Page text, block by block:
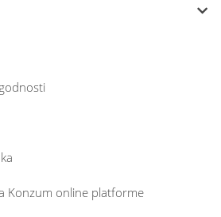
Konzum online platforme